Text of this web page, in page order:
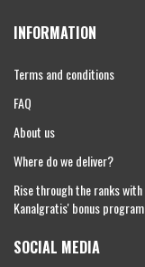
INFORMATION
Terms and conditions
FAQ
About us
Where do we deliver?
Rise through the ranks with
Kanalgratis' bonus program
SOCIAL MEDIA